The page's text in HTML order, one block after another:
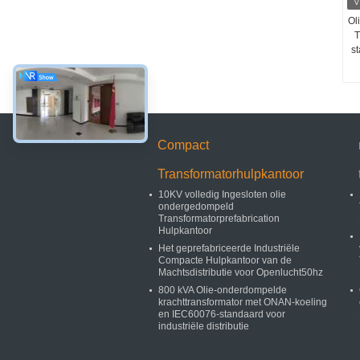
Compact
Transformatorhulpkantoor
10KV volledig Ingesloten olie
ondergedompeld
Transformatorprefabrication
Hulpkantoor
Het geprefabriceerde Industriële
Compacte Hulpkantoor van de
Machtsdistributie voor Openlucht50hz
800 kVA Olie-onderdompelde
krachttransformator met ONAN-koeling
en IEC60076-standaard voor
industriële distributie